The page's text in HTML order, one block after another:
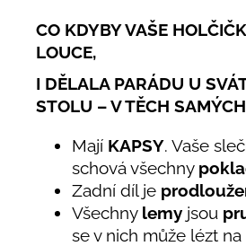
CO KDYBY VAŠE
LOUCE,
I DĚLALA PARÁDU U
STOLU – V TĚCH
Mají KAPSY. Vaše
schová všechny
Zadní díl je
Všechny lemy jsou
se v nich může lézt na